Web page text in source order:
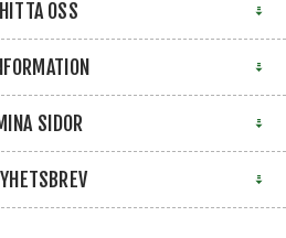
HITTA OSS
SIDOR